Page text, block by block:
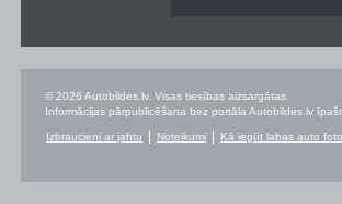
© 2026 Autobildes.lv. Visas tiesības aizsargātas.
Informācijas pārpublicēšana bez portāla Autobildes.lv
Izbraucieni ar jahtu Noteikumi Kā iegūt labas auto